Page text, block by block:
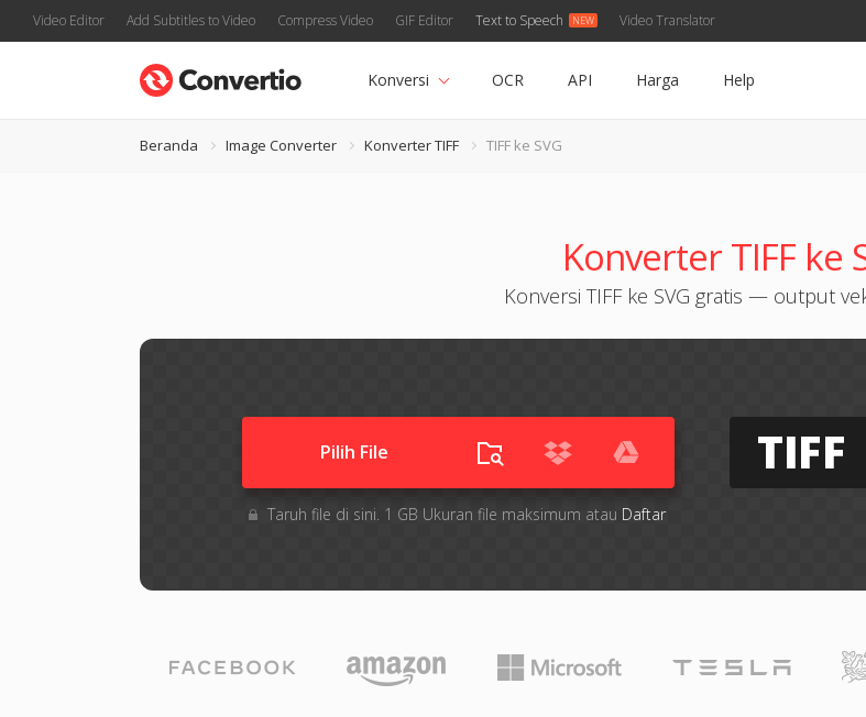
Video Editor Add Subtitles to Video Compress Video GIF Editor Text to Speech Video Translator
Konversi OCR API Harga Help
Beranda Image Converter Konverter TIFF TIFF ke SVG
Konverter TIFF ke
Konversi TIFF ke SVG gratis — output
Pilih File
Taruh file di sini. 1 GB Ukuran file maksimum atau Daftar
TIFF